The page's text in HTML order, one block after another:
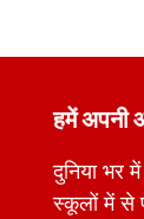
हमें अपनी
दुनिया भर में
स्कूलों में से